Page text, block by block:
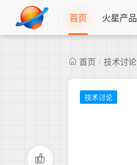
首页 火星产品
首页 / 技术讨论
技术讨论
0